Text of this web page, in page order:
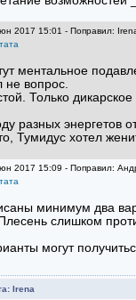
2017 15:01 - Поправил:
ментальное
не вопрос.
Только
разных энергетов
Тумидус хотел
2017 15:09 - Поправил:
минимум два
слишком
могут
Irena